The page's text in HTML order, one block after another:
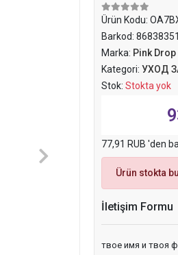
Ürün Kodu:
Barkod:
Marka: Pink Drop
Kategori:УХОД
Stok:Stokta yok
77,91 RUB 'den
Ürün stokta
İletişim Formu
твое имя и твоя